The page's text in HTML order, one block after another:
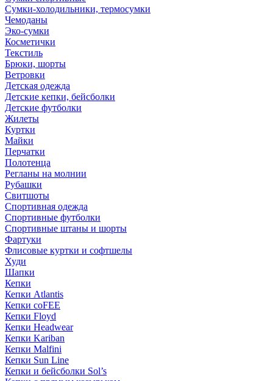
Сумки-холодильники, термосумки
Чемоданы
Эко-сумки
Косметички
Текстиль
Брюки, шорты
Ветровки
Детская одежда
Детские кепки, бейсболки
Детские футболки
Жилеты
Куртки
Майки
Перчатки
Полотенца
Регланы на молнии
Рубашки
Свитшоты
Спортивная одежда
Спортивные футболки
Спортивные штаны и шорты
Фартуки
Флисовые куртки и софтшелы
Худи
Шапки
Кепки
Кепки Atlantis
Кепки coFEE
Кепки Floyd
Кепки Headwear
Кепки Kariban
Кепки Malfini
Кепки Sun Line
Кепки и бейсболки Sol’s